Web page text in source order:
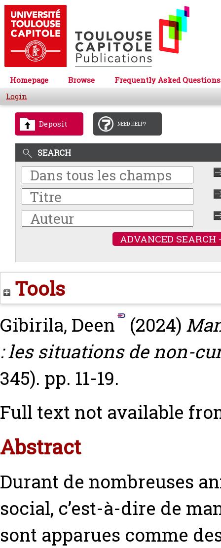
Homepage Browse
Frequently Asked Questions
Login
Deposit NEED HELP?
SEARCH
ADVANCED SEARCH
Tools
Gibirila, Deen (2024)
: les situations de non-
345). pp. 11-19.
Full text not available
Abstract
Durant de nombreuses
social, c’est-à-dire de
sont apparues comme